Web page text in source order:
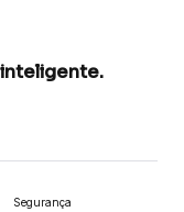
Segurança